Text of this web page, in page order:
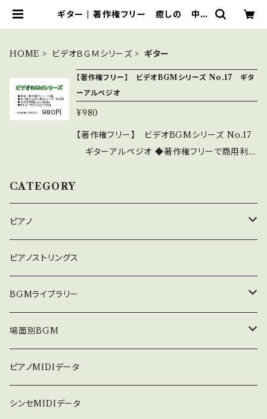
ギター | 著作権フリー 癒しの 中北
HOME
ビデオＢＧＭシリーズ ギター
【著作権フリー】 ビデオBGMシリーズ No.17 ギタ
ーアルペジオ
¥980
【著作権フリー】 ビデオBGMシリーズ No.17
ギターアルペジオ ◆著作権フリーで商用利用
る ◆主体を邪魔しない淡々とした編曲 ◆テレ
ビ・ラジオ等々で大活躍 ◆このシリーズは、32
CATEGORY
ピアノ
癒しのピアノ
中北利男 夢シリーズ
５０８曲シリーズ
３６０曲シリーズ
ピアノストリングス
BGMライブラリー
オルゴール
場面別BGM
悲しい
暗い
ピアノMIDIデータ
シンセMIDIデータ